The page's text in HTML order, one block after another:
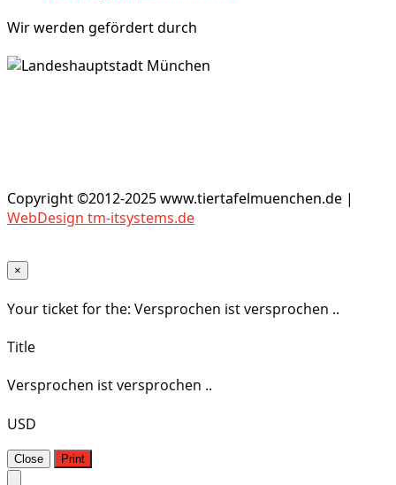
Wir werden gefördert durch
Copyright ©2012-2025 www.tiertafelmuenchen.de |
WebDesign tm-itsystems.de
×
Your ticket for the: Versprochen ist versprochen ..
Title
Versprochen ist versprochen ..
USD
Close Print